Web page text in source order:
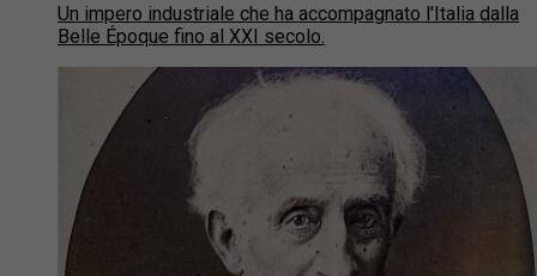
Un impero industriale che ha accompagnato l'Italia dalla
Belle Époque fino al XXI secolo.